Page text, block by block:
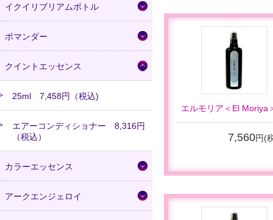
イクイリブリアムボトル
ポマンダー
クイントエッセンス
25ml 7,458円（税込)
エアーコンディショナー 8,316円
（税込）
カラーエッセンス
アークエンジェロイ
エルモリア＜El Moriya
7,560円(